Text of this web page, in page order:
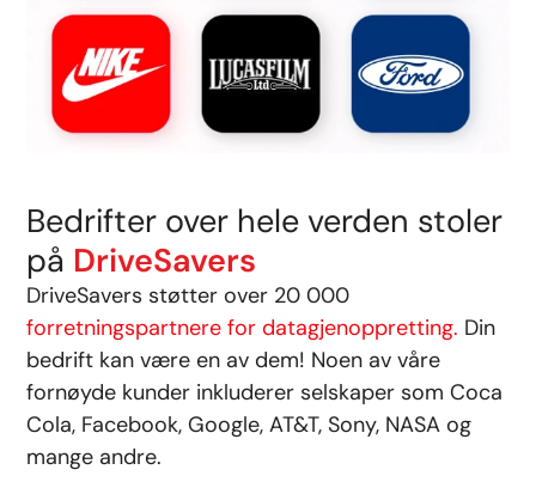
Bedrifter over hele verden stoler
på DriveSavers
DriveSavers støtter over 20 000
forretningspartnere for datagjenoppretting. Din
bedrift kan være en av dem! Noen av våre
fornøyde kunder inkluderer selskaper som Coca
Cola, Facebook, Google, AT&T, Sony, NASA og
mange andre.